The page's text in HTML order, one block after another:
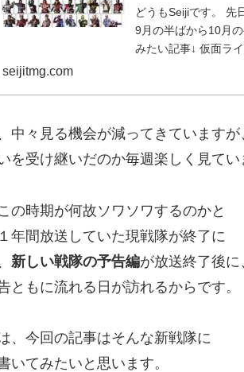
どうもSeijiです。 先
9月の半ばから10月
みたい記事↓ 仮面ラ
seijitmg.com
中々見る機会が減ってきていますが
を受け継いだのか毎週楽しく見てい
の時期が何故ソワソワするのかと
年間放送していた現戦隊が終了に
新しい戦隊の予告編が放送終了後に
ともに流れる日が訪れるからです。
、今回の記事はそんな新戦隊に
いてみたいと思います。